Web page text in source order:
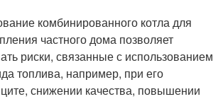
комбинированного котла для
частного дома позволяет
риски, связанные с использованием
топлива, например, при его
снижении качества, повышении